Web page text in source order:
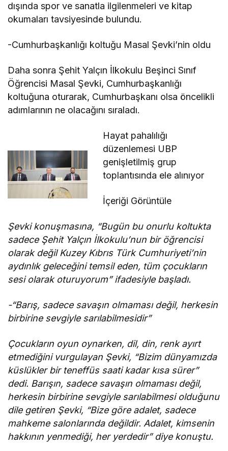
dışında spor ve sanatla ilgilenmeleri ve kitap
okumaları tavsiyesinde bulundu.
-Cumhurbaşkanlığı koltuğu Masal Şevki’nin oldu
Daha sonra Şehit Yalçın İlkokulu Beşinci Sınıf
Öğrencisi Masal Şevki, Cumhurbaşkanlığı
koltuğuna oturarak, Cumhurbaşkanı olsa öncelikli
adımlarının ne olacağını sıraladı.
Hayat pahalılığı
düzenlemesi UBP
genişletilmiş grup
toplantısında ele alınıyor
İçeriği Görüntüle
Şevki konuşmasına, “Bugün bu onurlu koltukta
sadece Şehit Yalçın İlkokulu’nun bir öğrencisi
olarak değil Kuzey Kıbrıs Türk Cumhuriyeti’nin
aydınlık geleceğini temsil eden, tüm çocukların
sesi olarak oturuyorum” ifadesiyle başladı.
-“Barış, sadece savaşın olmaması değil, herkesin
birbirine sevgiyle sarılabilmesidir”
Çocukların oyun oynarken, dil, din, renk ayırt
etmediğini vurgulayan Şevki, “Bizim dünyamızda
küslükler bir teneffüs saati kadar kısa sürer”
dedi. Barışın, sadece savaşın olmaması değil,
herkesin birbirine sevgiyle sarılabilmesi olduğunu
dile getiren Şevki, “Bize göre adalet, sadece
mahkeme salonlarında değildir. Adalet, kimsenin
hakkının yenmediği, her yerdedir” diye konuştu.